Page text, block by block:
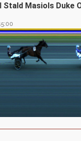
Stald Masiols Duke